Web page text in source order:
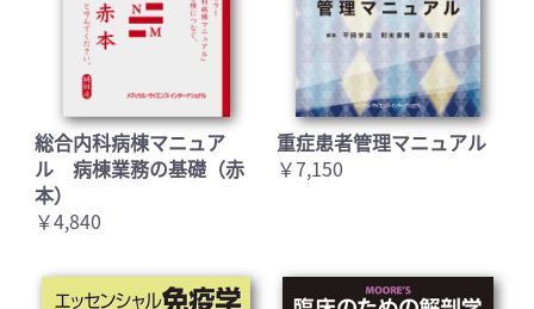
総合内科病棟マニュア
ル 病棟業務の基礎（赤
本）
￥4,840
重症患者管理マニュアル
￥7,150